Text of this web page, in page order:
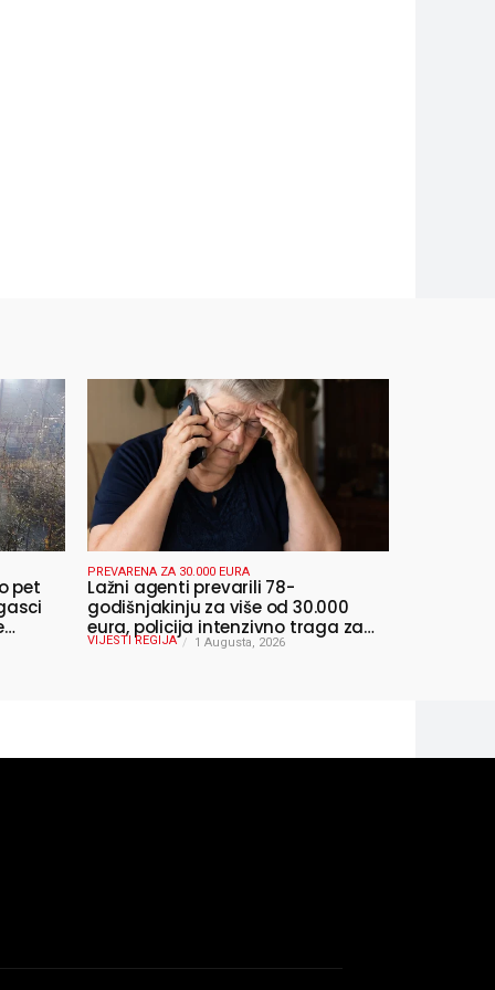
pet
PREVARENA ZA 30.000 EURA
Lažni agenti prevarili 78-
godišnjakinju za više od 30.000
eura, policija intenzivno traga za
počiniteljima
VIJESTI REGIJA 1 Augusta, 2026